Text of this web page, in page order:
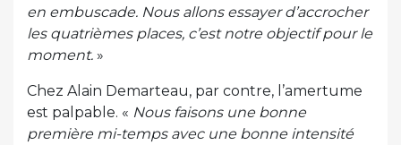
en embuscade. Nous allons essayer d’accrocher
les quatrièmes places, c’est notre objectif pour le
moment. »
Chez Alain Demarteau, par contre, l’amertume
est palpable. « Nous faisons une bonne
première mi-temps avec une bonne intensité